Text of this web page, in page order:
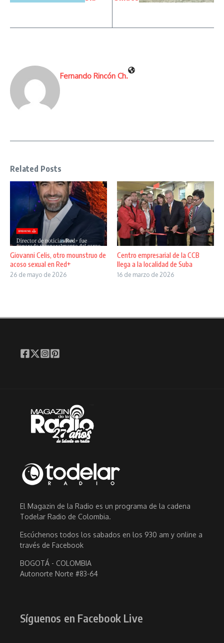
Fernando Rincón Ch.
Related Posts
Giovanni Celis, otro mounstruo de
acoso sexual en Red+
26 de mayo de 2026
Centro empresarial de la CCB
llega a la localidad de Suba
16 de marzo de 2026
El Magazin de la Radio es un programa de la cadena
Todelar Radio de Colombia.
Escúchenos todos los sabados en los 930 am y online a
través de Facebook
BOGOTÁ - COLOMBIA
Autonorte Norte #83-64
Síguenos en Facebook Live